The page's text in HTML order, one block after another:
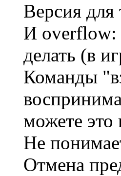
Версия для
И overflow:
делать (в
Команды
можете это
Не
Отмена